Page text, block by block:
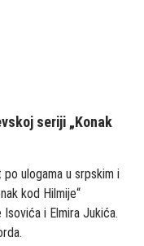
seriji „Konak
ulogama u srpskim i
kod Hilmije“
i Elmira Jukića.